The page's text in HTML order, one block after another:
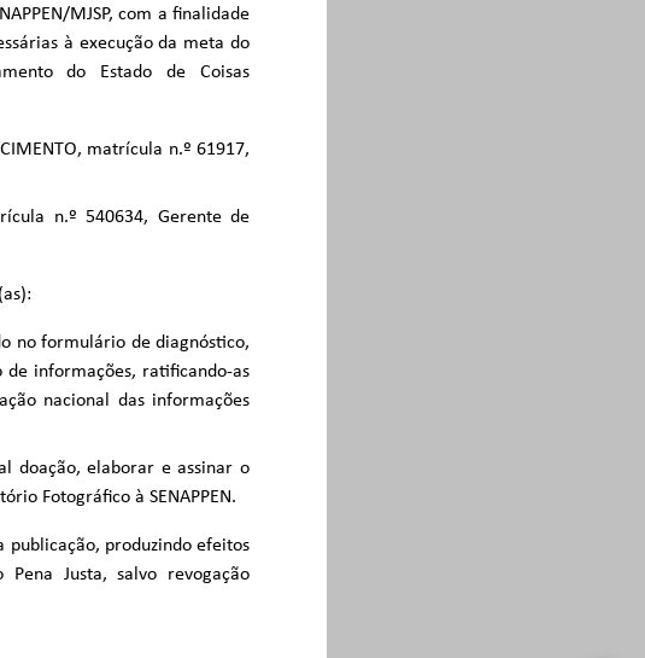
MJSP, com a finalidade
à execução da meta do
do Estado de Coisas
matrícula n.º 61917,
n.º 540634, Gerente de
no formulário de diagnóstico,
de informações, ratificando-as
nacional das informações
doação, elaborar e assinar o
Fotográfico à SENAPPEN.
publicação, produzindo efeitos
Justa, salvo revogação